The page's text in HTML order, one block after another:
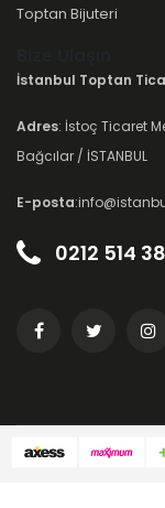
Toptan Bijuteri
İstanbul Toptan
Adres: İstoç Ticaret
Bağcılar / İSTANBUL
E-posta
0212 514